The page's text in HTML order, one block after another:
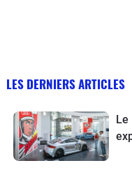
LES DERNIERS ARTICLES
Le